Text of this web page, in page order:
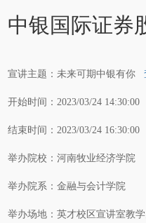
中银国际证券
宣讲主题： 未来可期中银有你
开始时间： 2023/03/24 14:30:00
结束时间： 2023/03/24 16:30:00
举办院校： 河南牧业经济学院
举办院系： 金融与会计学院
举办场地： 英才校区宣讲室教